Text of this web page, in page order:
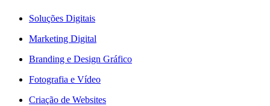
Soluções Digitais
Marketing Digital
Branding e Design Gráfico
Fotografia e Vídeo
Criação de Websites